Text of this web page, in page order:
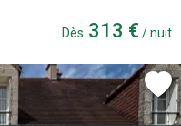
Dès 313 € / nuit